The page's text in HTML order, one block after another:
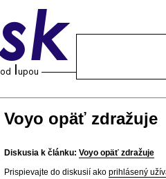
Voyo opäť zdražuje
Diskusia k článku: Voyo opäť zdražuje
Prispievajte do diskusií ako prihlásený